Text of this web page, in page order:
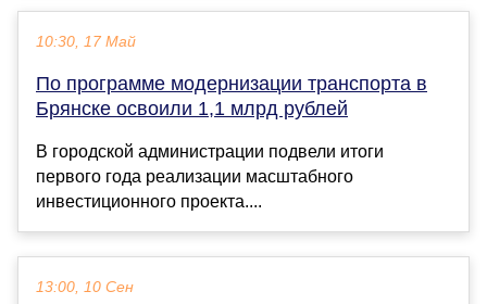
10:30, 17 Май
По программе модернизации транспорта в
Брянске освоили 1,1 млрд рублей
В городской администрации подвели итоги
первого года реализации масштабного
инвестиционного проекта....
13:00, 10 Сен